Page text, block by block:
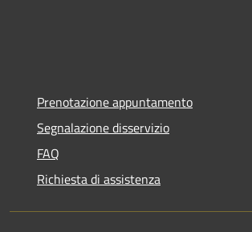
Prenotazione appuntamento
Segnalazione disservizio
FAQ
Richiesta di assistenza